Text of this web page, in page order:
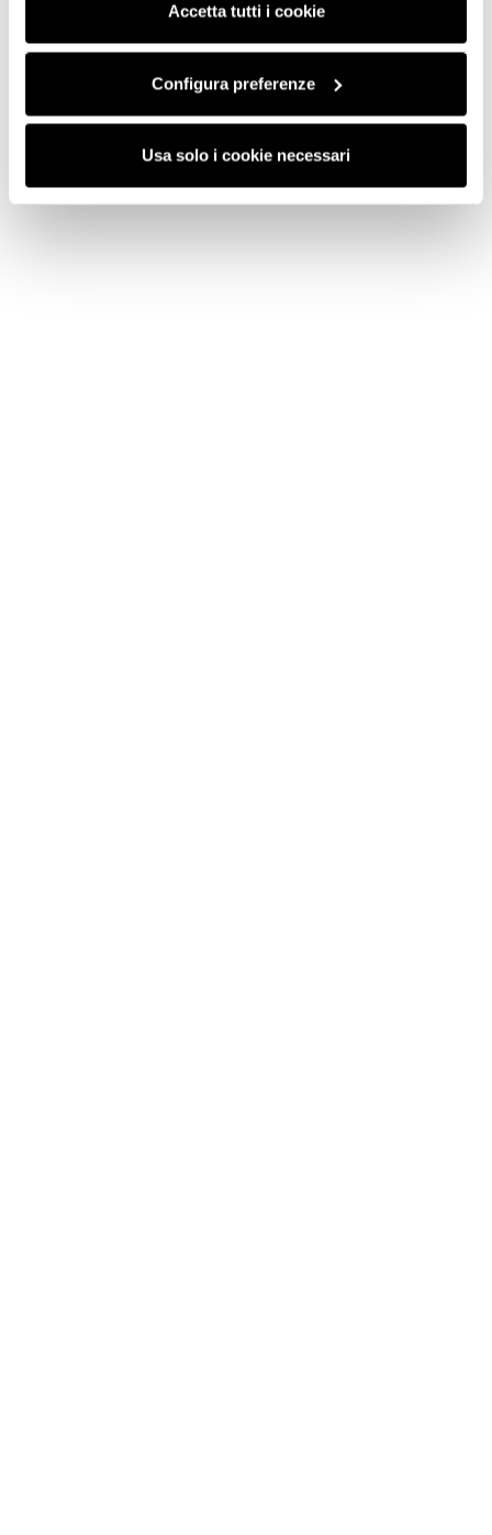
saranno attivati i soli cookie tecnici necessari al corretto
funzionamento del sito.
Accetta tutti i cookie
Configura preferenze
Usa solo i cookie necessari